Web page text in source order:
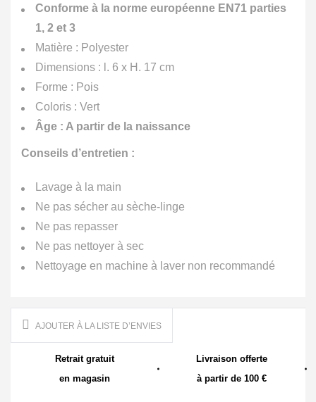
Conforme à la norme européenne EN71 parties
1, 2 et 3
Matière : Polyester
Dimensions : l. 6 x H. 17 cm
Forme : Pois
Coloris : Vert
Âge : A partir de la naissance
Conseils d’entretien :
Lavage à la main
Ne pas sécher au sèche-linge
Ne pas repasser
Ne pas nettoyer à sec
Nettoyage en machine à laver non recommandé
AJOUTER À LA LISTE D’ENVIES
Retrait gratuit
en magasin
Livraison offerte
à partir de 100 €